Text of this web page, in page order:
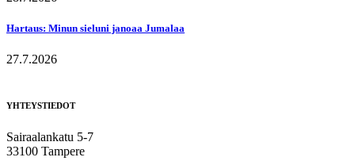
Hartaus: Minun sieluni janoaa Jumalaa
27.7.2026
YHTEYSTIEDOT
Sairaalankatu 5-7
33100 Tampere